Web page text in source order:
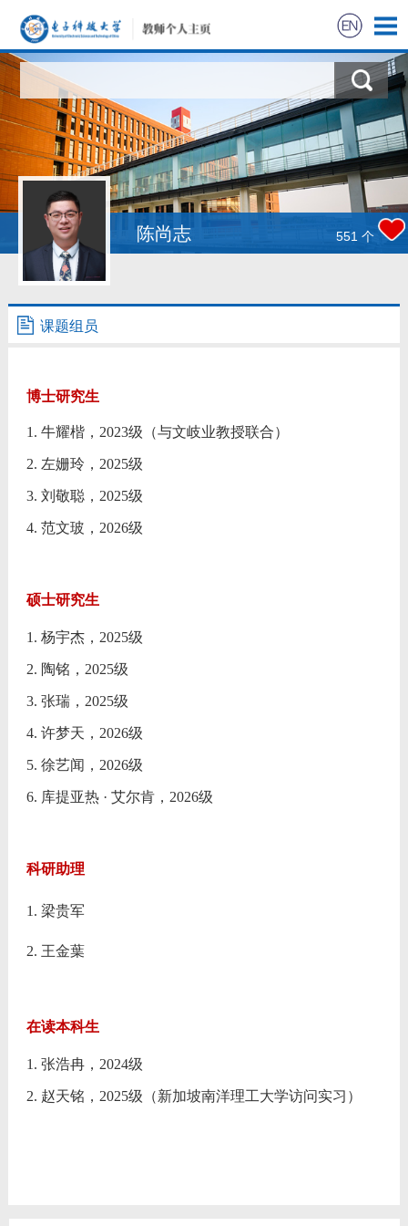
陈尚志 551 个
课题组员
博士研究生
1. 牛耀楷，2023级（与文岐业教授联合）
2. 左姗玲，2025级
3. 刘敬聪，2025级
4. 范文玻，2026级
硕士研究生
1. 杨宇杰，2025级
2. 陶铭，2025级
3. 张瑞，2025级
4. 许梦天，2026级
5. 徐艺闻，2026级
6. 库提亚热 · 艾尔肯，2026级
科研助理
1. 梁贵军
2. 王金葉
在读本科生
1. 张浩冉，2024级
2. 赵天铭，2025级（新加坡南洋理工大学访问实习）